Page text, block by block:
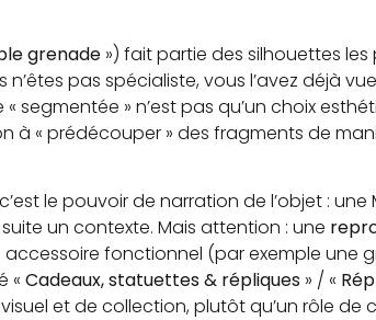
grenade ») fait partie des silhouettes
n’êtes pas spécialiste, vous l’avez déjà
» n’est pas qu’un choix
à « prédécouper » des fragments de
le pouvoir de narration de l’objet : une
un contexte. Mais attention : une
fonctionnel (par exemple une
«Cadeaux, statuettes & répliques » / «
et de collection, plutôt qu’un rôle de